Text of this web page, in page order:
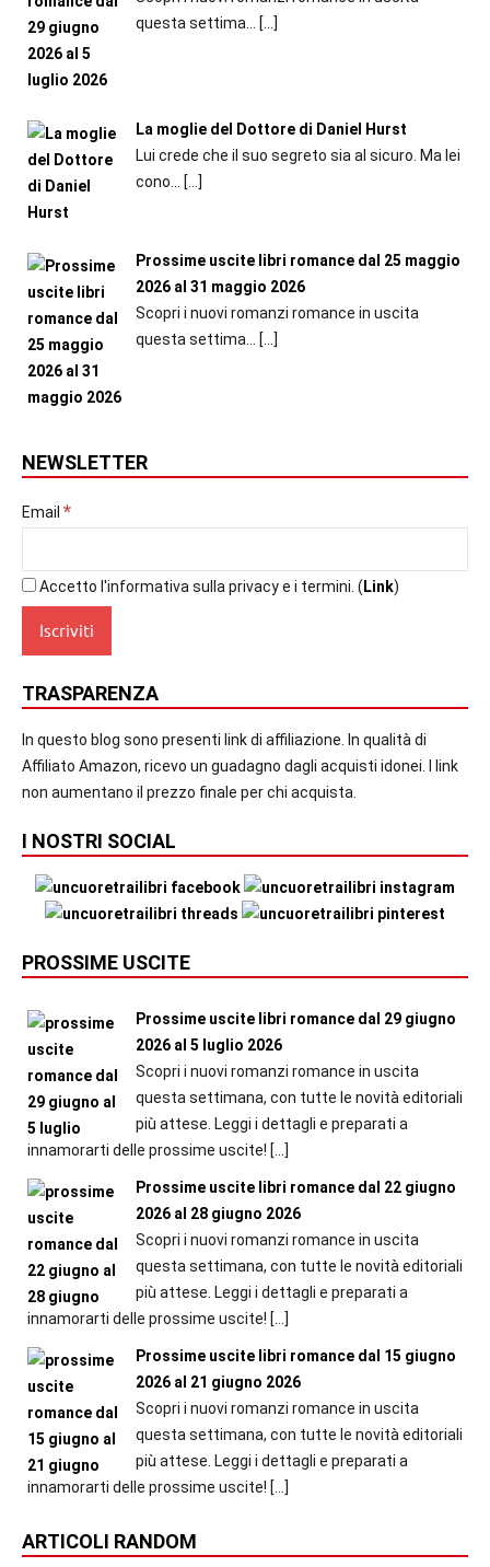
questa settima...
[…]
La moglie del Dottore di Daniel Hurst
Lui crede che il suo segreto sia al sicuro. Ma lei
cono...
[…]
Prossime uscite libri romance dal 25 maggio
2026 al 31 maggio 2026
Scopri i nuovi romanzi romance in uscita
questa settima... […]
NEWSLETTER
Email *
Accetto l'informativa sulla privacy e i termini. ( Link)
TRASPARENZA
In questo blog sono presenti link di affiliazione. In qualità di
Affiliato Amazon, ricevo un guadagno dagli acquisti idonei. I link
non aumentano il prezzo finale per chi acquista.
I NOSTRI SOCIAL
PROSSIME USCITE
Prossime uscite libri romance dal 29 giugno
2026 al 5 luglio 2026
Scopri i nuovi romanzi romance in uscita
questa settimana, con tutte le novità editoriali
più attese. Leggi i dettagli e preparati a
innamorarti delle prossime uscite! […]
Prossime uscite libri romance dal 22 giugno
2026 al 28 giugno 2026
Scopri i nuovi romanzi romance in uscita
questa settimana, con tutte le novità editoriali
più attese. Leggi i dettagli e preparati a
innamorarti delle prossime uscite! […]
Prossime uscite libri romance dal 15 giugno
2026 al 21 giugno 2026
Scopri i nuovi romanzi romance in uscita
questa settimana, con tutte le novità editoriali
più attese. Leggi i dettagli e preparati a
innamorarti delle prossime uscite! […]
ARTICOLI RANDOM